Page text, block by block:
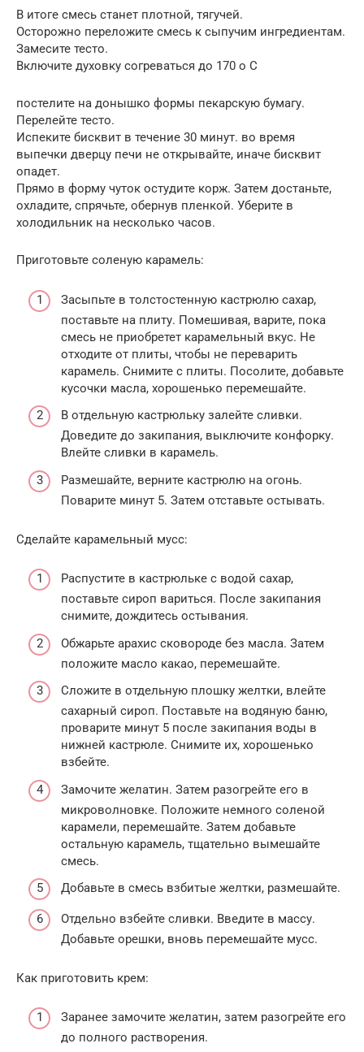
В итоге смесь станет плотной, тягучей.
Осторожно переложите смесь к сыпучим ингредиентам.
Замесите тесто.
Включите духовку согреваться до 170 о С
постелите на донышко формы пекарскую бумагу.
Перелейте тесто.
Испеките бисквит в течение 30 минут. во время
выпечки дверцу печи не открывайте, иначе бисквит
опадет.
Прямо в форму чуток остудите корж. Затем достаньте,
охладите, спрячьте, обернув пленкой. Уберите в
холодильник на несколько часов.
Приготовьте соленую карамель:
Засыпьте в толстостенную кастрюлю сахар,
поставьте на плиту. Помешивая, варите, пока
смесь не приобретет карамельный вкус. Не
отходите от плиты, чтобы не переварить
карамель. Снимите с плиты. Посолите, добавьте
кусочки масла, хорошенько перемешайте.
В отдельную кастрюльку залейте сливки.
Доведите до закипания, выключите конфорку.
Влейте сливки в карамель.
Размешайте, верните кастрюлю на огонь.
Поварите минут 5. Затем отставьте остывать.
Сделайте карамельный мусс:
Распустите в кастрюльке с водой сахар,
поставьте сироп вариться. После закипания
снимите, дождитесь остывания.
Обжарьте арахис сковороде без масла. Затем
положите масло какао, перемешайте.
Сложите в отдельную плошку желтки, влейте
сахарный сироп. Поставьте на водяную баню,
проварите минут 5 после закипания воды в
нижней кастрюле. Снимите их, хорошенько
взбейте.
Замочите желатин. Затем разогрейте его в
микроволновке. Положите немного соленой
карамели, перемешайте. Затем добавьте
остальную карамель, тщательно вымешайте
смесь.
Добавьте в смесь взбитые желтки, размешайте.
Отдельно взбейте сливки. Введите в массу.
Добавьте орешки, вновь перемешайте мусс.
Как приготовить крем:
Заранее замочите желатин, затем разогрейте его
до полного растворения.